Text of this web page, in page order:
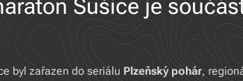
Sušice je
byl zařazen do seriálu Plzeňský pohár,